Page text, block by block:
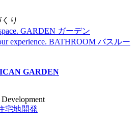
り
GARDEN ガーデン
experience. BATHROOM バスルー
GARDEN
宅地開発